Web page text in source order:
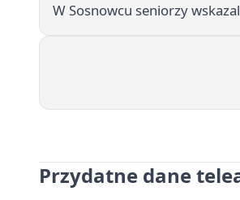
W Sosnowcu seniorzy
Przydatne dane